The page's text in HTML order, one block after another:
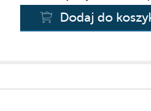
Dodaj do